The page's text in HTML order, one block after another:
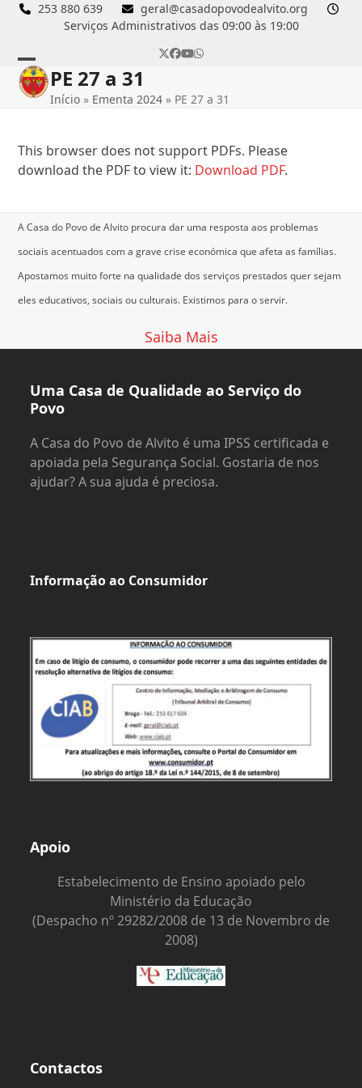
Skip
253 880 639
geral@casadopovodealvito.org
Serviços Administrativos das 09:00 às 19:00
Twitter
Facebook
YouTube
Whatsapp
Open
mobile
Close
mobile
PE 27 a 31
Início » Ementa 2024 » PE 27 a 31
This browser does not support PDFs. Please
download the PDF to view it: Download PDF.
A Casa do Povo de Alvito procura dar uma resposta aos problemas
sociais acentuados com a grave crise económica que afeta as famílias.
Apostamos muito forte na qualidade dos serviços prestados quer sejam
eles educativos, sociais ou culturais. Existimos para o servir.
Saiba Mais
Uma Casa de Qualidade ao Serviço do
Povo
A Casa do Povo de Alvito é uma IPSS certificada e
apoiada pela Segurança Social. Gostaria de nos
ajudar? A sua ajuda é preciosa.
Informação ao Consumidor
Apoio
Estabelecimento de Ensino apoiado pelo
Ministério da Educação
(Despacho nº 29282/2008 de 13 de Novembro de
2008)
Contactos